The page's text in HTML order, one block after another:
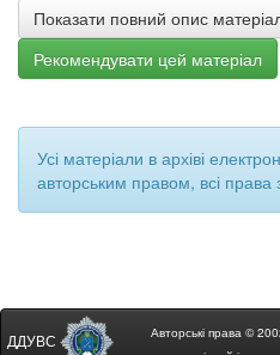
Показати повний опис
Рекомендувати цей матеріал
Усі матеріали в архіві
авторським правом, всі права
ДДУВС
Авторські права ©